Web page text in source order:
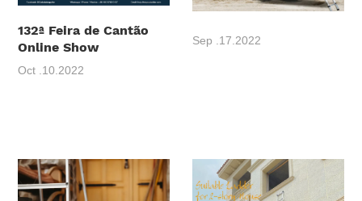
132ª Feira de Cantão
Online Show
Oct .10.2022
Sep .17.2022